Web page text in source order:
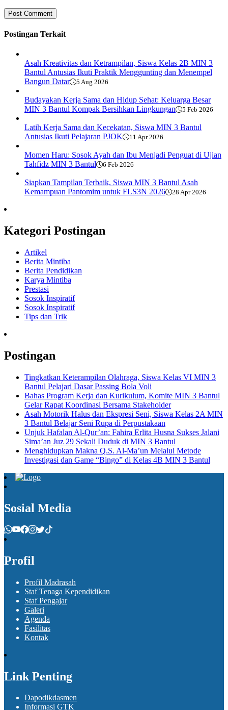
Postingan Terkait
Asah Kreativitas dan Ketrampilan, Siswa Kelas 2B MIN 3
Bantul Antusias Ikuti Praktik Menggunting dan Menempel
Bangun Datar
5 Aug 2026
Budayakan Kerja Sama dan Hidup Sehat: Keluarga Besar
MIN 3 Bantul Kompak Bersihkan Lingkungan
5 Feb 2026
Latih Kerja Sama dan Kecekatan, Siswa MIN 3 Bantul
Antusias Ikuti Pelajaran PJOK
11 Apr 2026
Momen Haru: Sosok Ayah dan Ibu Menjadi Penguat di Ujian
Tahfidz MIN 3 Bantul
6 Feb 2026
Siapkan Tampilan Terbaik, Siswa MIN 3 Bantul Asah
Kemampuan Pantomim untuk FLS3N 2026
28 Apr 2026
Kategori Postingan
Artikel
Berita Mintiba
Berita Pendidikan
Karya Mintiba
Prestasi
Sosok Inspiratif
Sosok Inspiratif
Tips dan Trik
Postingan
Tingkatkan Keterampilan Olahraga, Siswa Kelas VI MIN 3
Bantul Pelajari Dasar Passing Bola Voli
Bahas Program Kerja dan Kurikulum, Komite MIN 3 Bantul
Gelar Rapat Koordinasi Bersama Stakeholder
Asah Motorik Halus dan Ekspresi Seni, Siswa Kelas 2A MIN
3 Bantul Belajar Seni Rupa di Perpustakaan
Unjuk Hafalan Al-Qur’an: Fahira Erlita Husna Sukses Jalani
Sima’an Juz 29 Sekali Duduk di MIN 3 Bantul
Menghidupkan Makna Q.S. Al-Ma’un Melalui Metode
Investigasi dan Game “Bingo” di Kelas 4B MIN 3 Bantul
Sosial Media
Profil
Profil Madrasah
Staf Tenaga Kependidikan
Staf Pengajar
Galeri
Agenda
Fasilitas
Kontak
Link Penting
Dapodikdasmen
Informasi GTK